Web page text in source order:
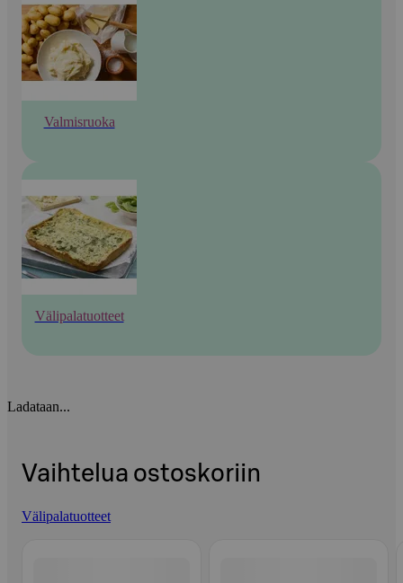
Valmisruoka
Välipalatuotteet
Ladataan...
Vaihtelua ostoskoriin
Välipalatuotteet